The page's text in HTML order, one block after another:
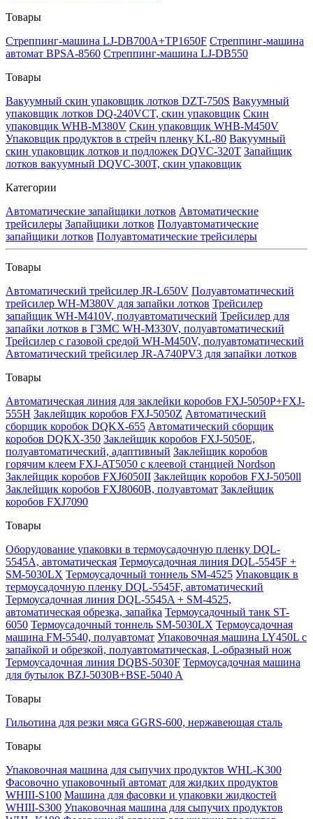
Товары
Стреппинг-машина LJ-DB700A+TP1650F Стреппинг-машина
автомат BPSA-8560 Стреппинг-машина LJ-DB550
Товары
Вакуумный скин упаковщик лотков DZT-750S Вакуумный
упаковщик лотков DQ-240VCT, скин упаковщик Скин
упаковщик WHB-M380V Скин упаковщик WHB-M450V
Упаковщик продуктов в стрейч пленку KL-80 Вакуумный
скин упаковщик лотков и подложек DQVC-320T Запайщик
лотков вакуумный DQVC-300T, скин упаковщик
Категории
Автоматические запайщики лотков Автоматические
трейсилеры Запайщики лотков Полуавтоматические
запайщики лотков Полуавтоматические трейсилеры
Товары
Автоматический трейсилер JR-L650V Полуавтоматический
трейсилер WH-M380V для запайки лотков Трейсилер
запайщик WH-M410V, полуавтоматический Трейсилер для
запайки лотков в ГЗМС WH-M330V, полуавтоматический
Трейсилер с газовой средой WH-M450V, полуавтоматический
Автоматический трейсилер JR-A740PV3 для запайки лотков
Товары
Автоматическая линия для заклейки коробов FXJ-5050P+FXJ-
555H Заклейщик коробов FXJ-5050Z Автоматический
сборщик коробок DQKX-655 Автоматический сборщик
коробов DQKX-350 Заклейщик коробов FXJ-5050E,
полуавтоматический, адаптивный Заклейщик коробов
горячим клеем FXJ-AT5050 с клеевой станцией Nordson
Заклейщик коробов FXJ6050II Заклейщик коробов FXJ-5050ll
Заклейщик коробов FXJ8060B, полуавтомат Заклейщик
коробов FXJ7090
Товары
Оборудование упаковки в термоусадочную пленку DQL-
5545A, автоматическая Термоусадочная линия DQL-5545F +
SM-5030LX Термоусадочный тоннель SM-4525 Упаковщик в
термоусадочную пленку DQL-5545F, автоматический
Термоусадочная линия DQL-5545A + SM-4525,
автоматическая обрезка, запайка Термоусадочный танк ST-
6050 Термоусадочный тоннель SM-5030LX Термоусадочная
машина FM-5540, полуавтомат Упаковочная машина LY450L с
запайкой и обрезкой, полуавтоматическая, L-образный нож
Термоусадочная линия DQBS-5030F Термоусадочная машина
для бутылок BZJ-5030B+BSE-5040 A
Товары
Гильотина для резки мяса GGRS-600, нержавеющая сталь
Товары
Упаковочная машина для сыпучих продуктов WHL-K300
Фасовочно упаковочный автомат для жидких продуктов
WHIII-S100 Машина для фасовки и упаковки жидкостей
WHIII-S300 Упаковочная машина для сыпучих продуктов